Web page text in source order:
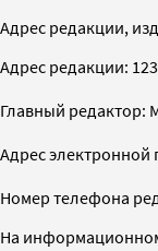
Адрес редакции,
Адрес редакции:
Главный редактор:
Адрес электронной
Номер телефона
На